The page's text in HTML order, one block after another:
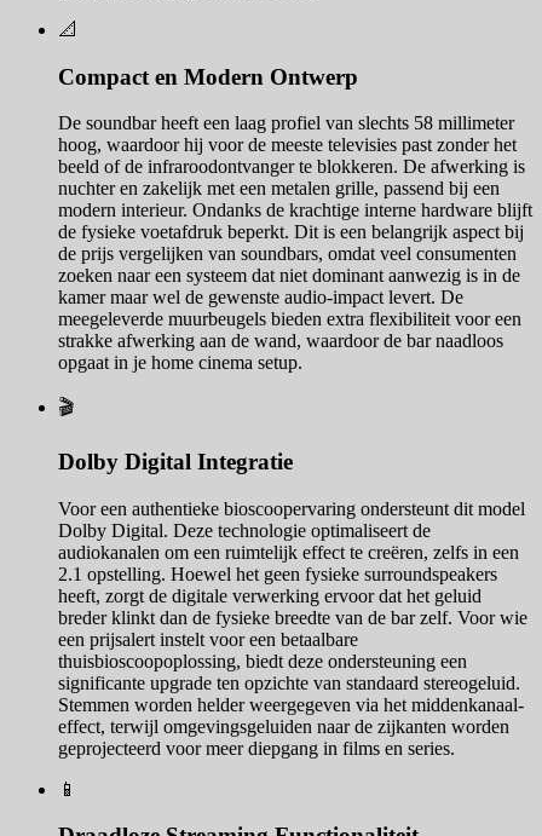
📐
Compact en Modern Ontwerp
De soundbar heeft een laag profiel van slechts 58 millimeter
hoog, waardoor hij voor de meeste televisies past zonder het
beeld of de infraroodontvanger te blokkeren. De afwerking is
nuchter en zakelijk met een metalen grille, passend bij een
modern interieur. Ondanks de krachtige interne hardware blijft
de fysieke voetafdruk beperkt. Dit is een belangrijk aspect bij
de prijs vergelijken van soundbars, omdat veel consumenten
zoeken naar een systeem dat niet dominant aanwezig is in de
kamer maar wel de gewenste audio-impact levert. De
meegeleverde muurbeugels bieden extra flexibiliteit voor een
strakke afwerking aan de wand, waardoor de bar naadloos
opgaat in je home cinema setup.
🎬
Dolby Digital Integratie
Voor een authentieke bioscoopervaring ondersteunt dit model
Dolby Digital. Deze technologie optimaliseert de
audiokanalen om een ruimtelijk effect te creëren, zelfs in een
2.1 opstelling. Hoewel het geen fysieke surroundspeakers
heeft, zorgt de digitale verwerking ervoor dat het geluid
breder klinkt dan de fysieke breedte van de bar zelf. Voor wie
een prijsalert instelt voor een betaalbare
thuisbioscoopoplossing, biedt deze ondersteuning een
significante upgrade ten opzichte van standaard stereogeluid.
Stemmen worden helder weergegeven via het middenkanaal-
effect, terwijl omgevingsgeluiden naar de zijkanten worden
geprojecteerd voor meer diepgang in films en series.
📱